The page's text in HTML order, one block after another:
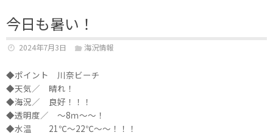
今日も暑い！
2024年7月3日 海況情報
◆ポイント 川奈ビーチ
◆天気／ 晴れ！
◆海況／ 良好！！！
◆透明度／ ～8ｍ～～！
◆水温 21℃～22℃～～！！！